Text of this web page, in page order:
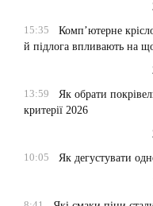
15:35
Комп’ютерне
й підлога впливають на
13:59
Як обрати
критерії 2026
10:05
Як дегустувати